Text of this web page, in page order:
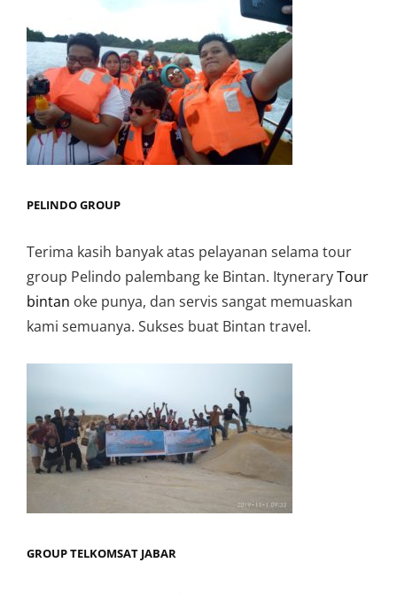
PELINDO GROUP
Terima kasih banyak atas pelayanan selama tour
group Pelindo palembang ke Bintan. ItyneraryTour
bintan oke punya, dan servis sangat memuaskan
kami semuanya. Sukses buat Bintan travel.
GROUP TELKOMSAT JABAR